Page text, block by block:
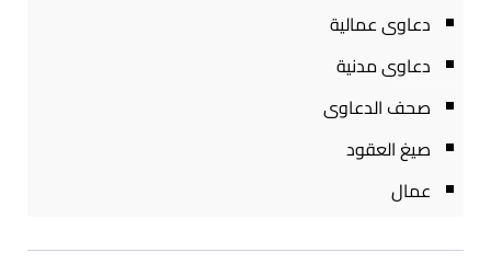
دعاوى عمالية
دعاوى مدنية
صحف الدعاوى
صيغ العقود
عمال